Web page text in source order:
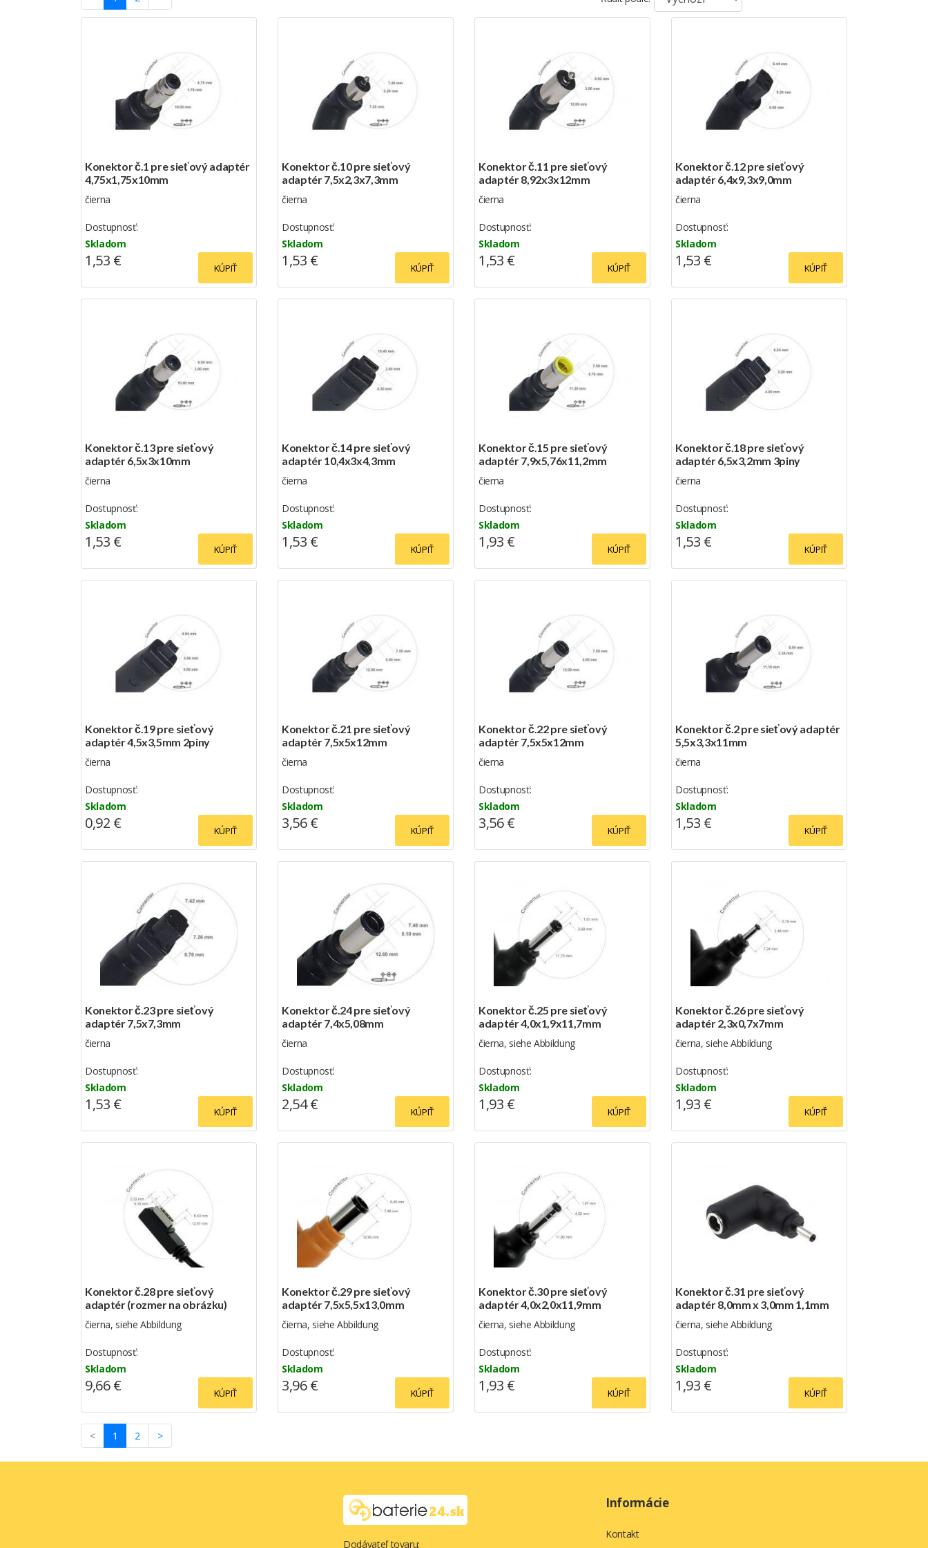
Konektor č.1 pre sieťový adaptér
4,75x1,75x10mm
čierna
Dostupnosť:
Skladom
KÚPIŤ
1,53 €
Konektor č.10 pre sieťový
adaptér 7,5x2,3x7,3mm
čierna
Dostupnosť:
Skladom
KÚPIŤ
1,53 €
Konektor č.11 pre sieťový
adaptér 8,92x3x12mm
čierna
Dostupnosť:
Skladom
KÚPIŤ
1,53 €
Konektor č.12 pre sieťový
adaptér 6,4x9,3x9,0mm
čierna
Dostupnosť:
Skladom
KÚPIŤ
1,53 €
Konektor č.13 pre sieťový
adaptér 6,5x3x10mm
čierna
Dostupnosť:
Skladom
KÚPIŤ
1,53 €
Konektor č.14 pre sieťový
adaptér 10,4x3x4,3mm
čierna
Dostupnosť:
Skladom
KÚPIŤ
1,53 €
Konektor č.15 pre sieťový
adaptér 7,9x5,76x11,2mm
čierna
Dostupnosť:
Skladom
KÚPIŤ
1,93 €
Konektor č.18 pre sieťový
adaptér 6,5x3,2mm 3piny
čierna
Dostupnosť:
Skladom
KÚPIŤ
1,53 €
Konektor č.19 pre sieťový
adaptér 4,5x3,5mm 2piny
čierna
Dostupnosť:
Skladom
KÚPIŤ
0,92 €
Konektor č.21 pre sieťový
adaptér 7,5x5x12mm
čierna
Dostupnosť:
Skladom
KÚPIŤ
3,56 €
Konektor č.22 pre sieťový
adaptér 7,5x5x12mm
čierna
Dostupnosť:
Skladom
KÚPIŤ
3,56 €
Konektor č.2 pre sieťový adaptér
5,5x3,3x11mm
čierna
Dostupnosť:
Skladom
KÚPIŤ
1,53 €
Konektor č.23 pre sieťový
adaptér 7,5x7,3mm
čierna
Dostupnosť:
Skladom
KÚPIŤ
1,53 €
Konektor č.24 pre sieťový
adaptér 7,4x5,08mm
čierna
Dostupnosť:
Skladom
KÚPIŤ
2,54 €
Konektor č.25 pre sieťový
adaptér 4,0x1,9x11,7mm
čierna, siehe Abbildung
Dostupnosť:
Skladom
KÚPIŤ
1,93 €
Konektor č.26 pre sieťový
adaptér 2,3x0,7x7mm
čierna, siehe Abbildung
Dostupnosť:
Skladom
KÚPIŤ
1,93 €
Konektor č.28 pre sieťový
adaptér (rozmer na obrázku)
čierna, siehe Abbildung
Dostupnosť:
Skladom
KÚPIŤ
9,66 €
Konektor č.29 pre sieťový
adaptér 7,5x5,5x13,0mm
čierna, siehe Abbildung
Dostupnosť:
Skladom
KÚPIŤ
3,96 €
Konektor č.30 pre sieťový
adaptér 4,0x2,0x11,9mm
čierna, siehe Abbildung
Dostupnosť:
Skladom
KÚPIŤ
1,93 €
Konektor č.31 pre sieťový
adaptér 8,0mm x 3,0mm 1,1mm
čierna, siehe Abbildung
Dostupnosť:
Skladom
KÚPIŤ
1,93 €
< 1 (current)
2 >
Dodávateľ tovaru:
Informácie
Kontakt